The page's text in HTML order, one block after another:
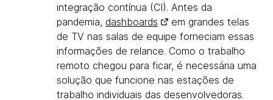
integração contínua (CI). Antes da
pandemia, dashboards
em grandes telas
de TV nas salas de equipe forneciam essas
informações de relance. Como o trabalho
remoto chegou para ficar, é necessária uma
solução que funcione nas estações de
trabalho individuais das desenvolvedoras.